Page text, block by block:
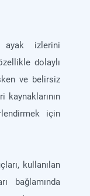
ayak izlerini
dolaylı
ve belirsiz
kaynaklarının
için
kullanılan
bağlamında